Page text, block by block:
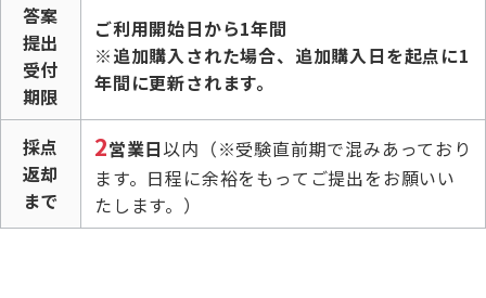
答案
提出
受付
期限
ご利用開始日から1年間
※追加購入された場合、追加購入日を起点に1
年間に更新されます。
採点
返却
まで
2営業日以内（※受験直前期で混みあっており
ます。日程に余裕をもってご提出をお願いい
たします。）